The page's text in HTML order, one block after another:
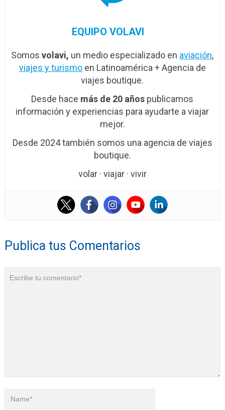
EQUIPO VOLAVI
Somosvolavi, un medio especializado en aviación,
viajes y turismoen Latinoamérica + Agencia de
viajes boutique.
Desde hace más de 20 años publicamos
información y experiencias para ayudarte a viajar
mejor.
Desde 2024 también somos una agencia de viajes
boutique.
volar · viajar · vivir
Publica tus Comentarios